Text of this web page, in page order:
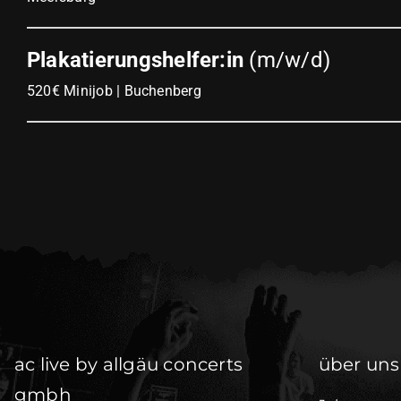
Plakatierungshelfer:in (m/w/d)
520€ Minijob | Buchenberg
ac live by allgäu concerts
gmbh
über uns